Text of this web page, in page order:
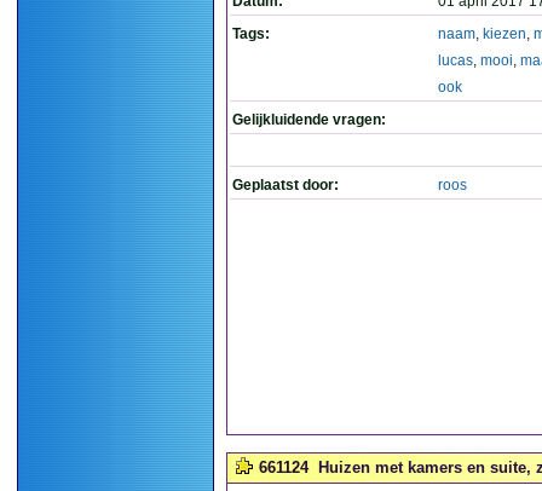
Tags:
naam, kiezen,
lucas, mooi,
ook
Gelijkluidende vragen:
Geplaatst door: roos
661124 Huizen met kamers en suite,